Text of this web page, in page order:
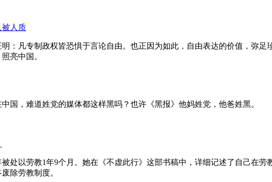
人质
：凡专制政权皆恐惧于言论自由。也正因为如此，自由表达的价值，弥
亮中国。
国，难道姓党的媒体都这样黑吗？也许《黑报》他妈姓党，他爸姓黑。
处以劳教1年9个月。她在《不虚此行》这部书稿中，详细记述了自己在
除劳教制度。